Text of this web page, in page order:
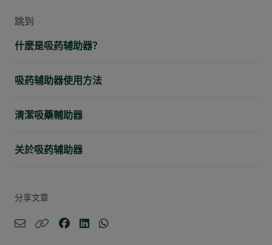
跳到
什麽是吸药辅助器？
吸药辅助器使用方法
清潔吸藥輔助器
关於吸药辅助器
分享文章